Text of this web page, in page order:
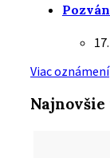
Viac oznámení